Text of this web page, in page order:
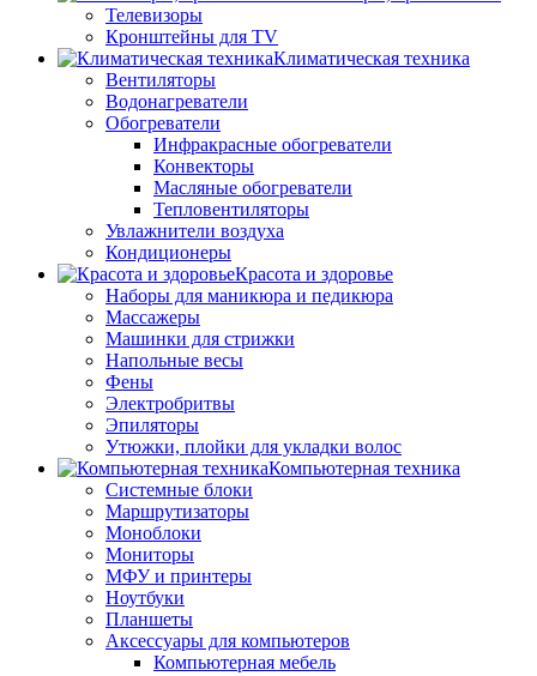
Телевизоры
Кронштейны для TV
Климатическая техника
Вентиляторы
Водонагреватели
Обогреватели
Инфракрасные обогреватели
Конвекторы
Масляные обогреватели
Тепловентиляторы
Увлажнители воздуха
Кондиционеры
Красота и здоровье
Наборы для маникюра и педикюра
Массажеры
Машинки для стрижки
Напольные весы
Фены
Электробритвы
Эпиляторы
Утюжки, плойки для укладки волос
Компьютерная техника
Системные блоки
Маршрутизаторы
Моноблоки
Мониторы
МФУ и принтеры
Ноутбуки
Планшеты
Аксессуары для компьютеров
Компьютерная мебель